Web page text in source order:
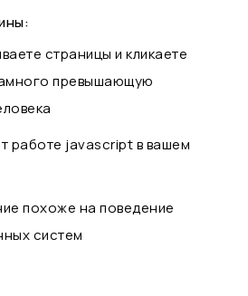
страницы и кликаете
превышающую
работе javascript в вашем
похоже на поведение
систем